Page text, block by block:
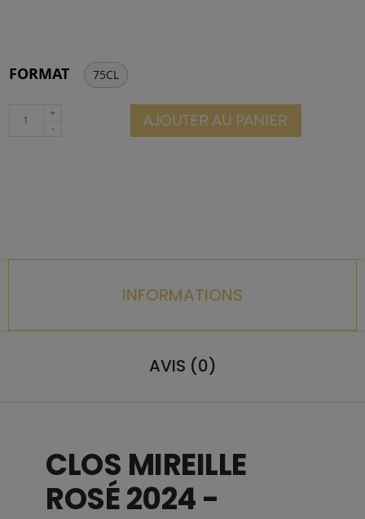
FORMAT 75CL
AJOUTER AU PANIER
INFORMATIONS
AVIS (0)
CLOS MIREILLE
ROSÉ 2024 -